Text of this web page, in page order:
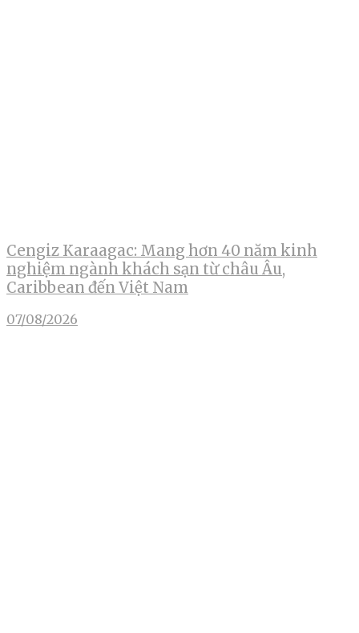
Cengiz Karaagac: Mang hơn 40 năm kinh
nghiệm ngành khách sạn từ châu Âu,
Caribbean đến Việt Nam
07/08/2026